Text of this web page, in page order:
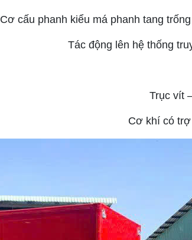
Cơ cấu phanh kiểu má phanh tang
Tác động lên hệ thống
Trục vít
Cơ khí có